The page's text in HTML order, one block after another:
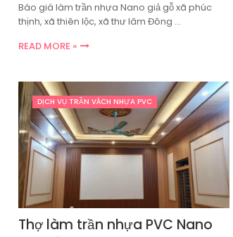
Báo giá làm trần nhựa Nano giả gỗ xã phúc
thịnh, xã thiên lộc, xã thư lâm Đông …
READ MORE »
DỊCH VỤ TRẦN VÁCH NHỰA PVC
Thợ làm trần nhựa PVC Nano